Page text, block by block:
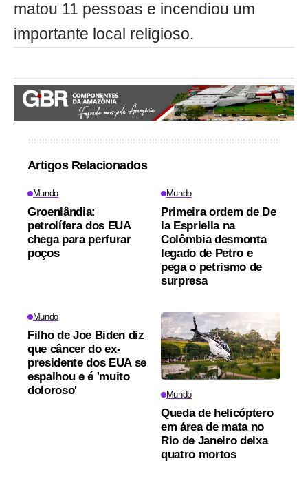
matou 11 pessoas e incendiou um
importante local religioso.
Artigos Relacionados
Mundo
Groenlândia:
petrolífera dos EUA
chega para perfurar
poços
Mundo
Primeira ordem de De
la Espriella na
Colômbia desmonta
legado de Petro e
pega o petrismo de
surpresa
Mundo
Filho de Joe Biden diz
que câncer do ex-
presidente dos EUA se
espalhou e é 'muito
doloroso'
Mundo
Queda de helicóptero
em área de mata no
Rio de Janeiro deixa
quatro mortos